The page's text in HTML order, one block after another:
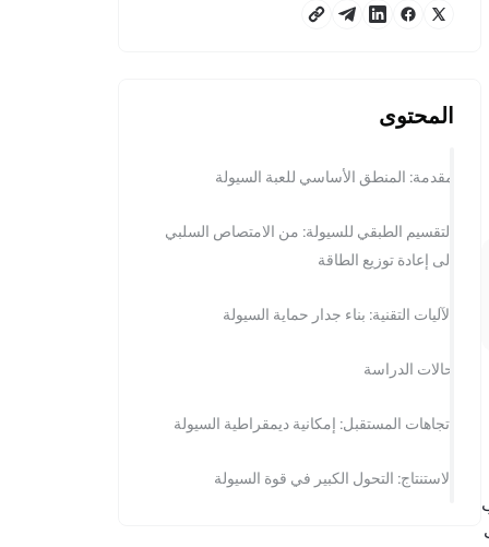
المحتوى
مقدمة: المنطق الأساسي للعبة السيولة
التقسيم الطبقي للسيولة: من الامتصاص السلبي
إلى إعادة توزيع الطاقة
الآليات التقنية: بناء جدار حماية السيولة
حالات الدراسة
اتجاهات المستقبل: إمكانية ديمقراطية السيولة
الاستنتاج: التحول الكبير في قوة السيولة